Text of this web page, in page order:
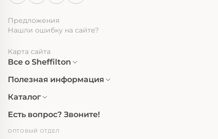
Предложения
Нашли ошибку на сайте?
Карта сайта
Все о Sheffilton
Полезная информация
Каталог
Есть вопрос? Звоните!
ОПТОВЫЙ ОТДЕЛ